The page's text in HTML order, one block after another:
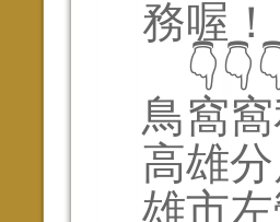
務喔！
鳥窩
高雄
雄市